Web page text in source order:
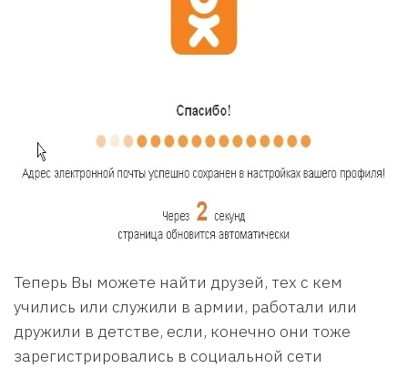
Теперь Вы можете найти друзей, тех с кем
учились или служили в армии, работали или
дружили в детстве, если, конечно они тоже
зарегистрировались в социальной сети